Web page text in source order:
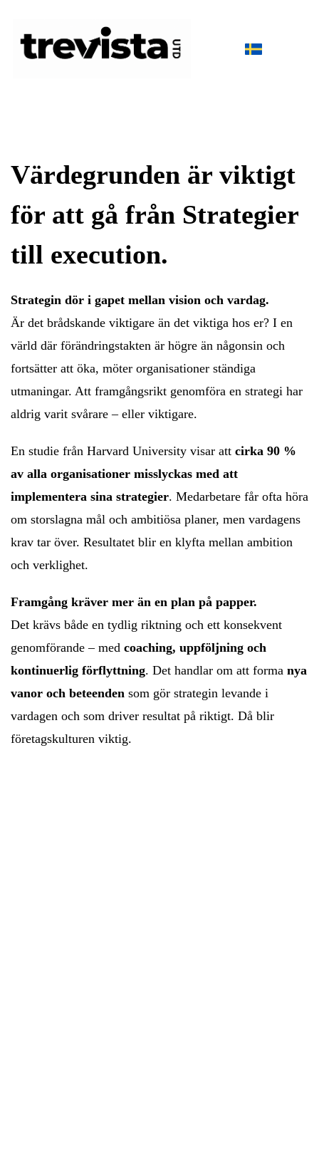
Värdegrunden är viktigt
för att gå från Strategier
till execution.
Strategin dör i gapet mellan vision och vardag.
Är det brådskande viktigare än det viktiga hos er? I en
värld där förändringstakten är högre än någonsin och
fortsätter att öka, möter organisationer ständiga
utmaningar. Att framgångsrikt genomföra en strategi har
aldrig varit svårare – eller viktigare.
En studie från Harvard University visar att cirka 90 %
av alla organisationer misslyckas med att
implementera sina strategier. Medarbetare får ofta höra
om storslagna mål och ambitiösa planer, men vardagens
krav tar över. Resultatet blir en klyfta mellan ambition
och verklighet.
Framgång kräver mer än en plan på papper.
Det krävs både en tydlig riktning och ett konsekvent
genomförande – med coaching, uppföljning och
kontinuerlig förflyttning. Det handlar om att forma nya
vanor och beteenden som gör strategin levande i
vardagen och som driver resultat på riktigt. Då blir
företagskulturen viktig.